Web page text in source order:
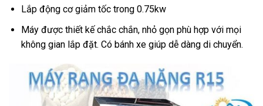
Lắp động cơ giảm tốc trong 0.75kw
Máy được thiết kế chắc chắn, nhỏ gọn phù hợp với mọi
không gian lắp đặt. Có bánh xe giúp dễ dàng di chuyển.